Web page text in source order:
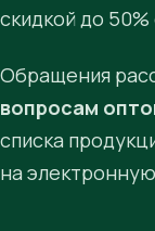
скидкой до
Обращения
вопросам
списка
на